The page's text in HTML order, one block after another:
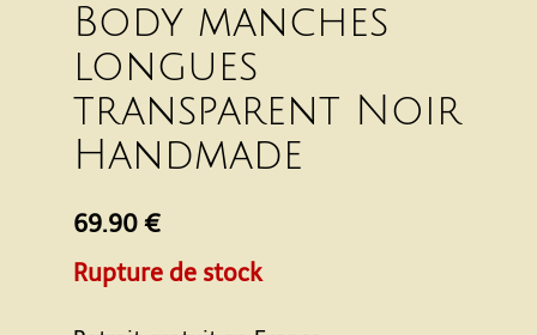
Body manches
longues
transparent Noir
Handmade
69.90 €
Rupture de stock